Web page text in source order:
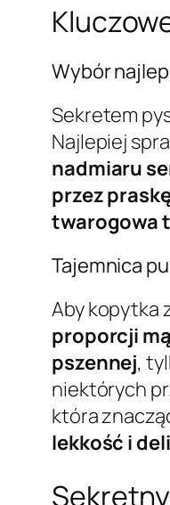
Wybór
Sekretem
Najlepiej
nadmiaru
przez
twarogowa
Tajemnica
Aby kopytka
proporcji
pszennej,
niektórych
która
lekkość i